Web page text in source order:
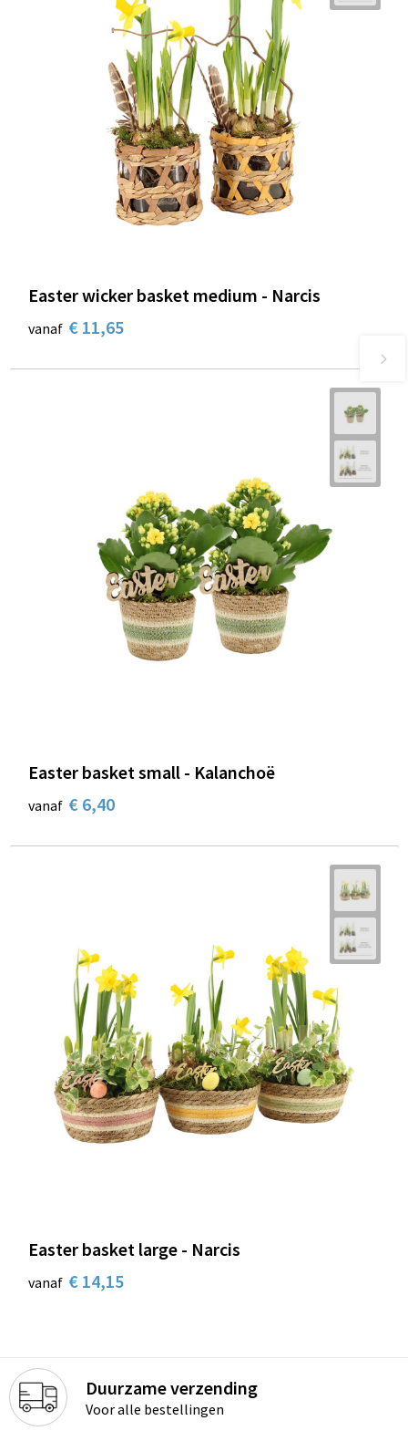
Easter wicker basket medium - Narcis
vanaf € 11,65
Easter basket small - Kalanchoë
vanaf € 6,40
Easter basket large - Narcis
vanaf € 14,15
Duurzame verzending
Voor alle bestellingen